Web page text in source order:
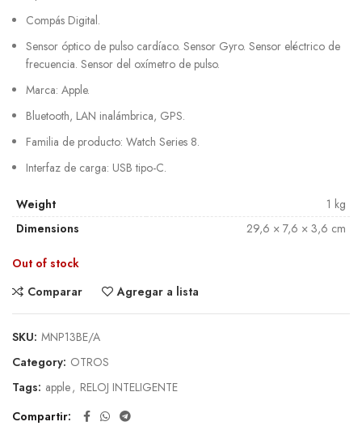
Compás Digital.
Sensor óptico de pulso cardíaco. Sensor Gyro. Sensor eléctrico de
frecuencia. Sensor del oxímetro de pulso.
Marca: Apple.
Bluetooth, LAN inalámbrica, GPS.
Familia de producto: Watch Series 8.
Interfaz de carga: USB tipo-C.
Weight
1 kg
Dimensions
29,6 × 7,6 × 3,6 cm
Out of stock
Comparar
Agregar a lista
SKU: MNP13BE/A
Category: OTROS
Tags: apple, RELOJ INTELIGENTE
Compartir